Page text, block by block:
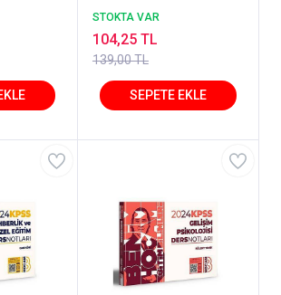
Geliştirme Sınıf Yönetimi
Tamamı Çözümlü Soru
Bankası Benim Hocam
Yayınları
STOKTA VAR
139,00 TL
104,25 TL